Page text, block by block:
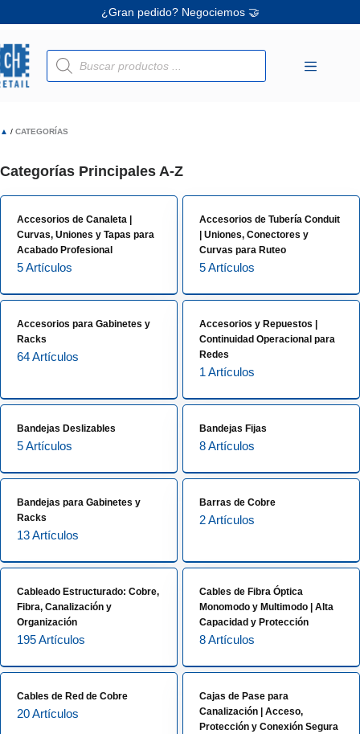
contenido
Ofertas únicas te esperan ✨
Búsqueda
de
productos
▲ / CATEGORÍAS
Categorías Principales A-Z
Accesorios de Canaleta |
Curvas, Uniones y Tapas para
Acabado Profesional
5 Artículos
Accesorios de Tubería Conduit
| Uniones, Conectores y
Curvas para Ruteo
5 Artículos
Accesorios para Gabinetes y
Racks
64 Artículos
Accesorios y Repuestos |
Continuidad Operacional para
Redes
1 Artículos
Bandejas Deslizables
5 Artículos
Bandejas Fijas
8 Artículos
Bandejas para Gabinetes y
Racks
13 Artículos
Barras de Cobre
2 Artículos
Cableado Estructurado: Cobre,
Fibra, Canalización y
Organización
195 Artículos
Cables de Fibra Óptica
Monomodo y Multimodo | Alta
Capacidad y Protección
8 Artículos
Cables de Red de Cobre
20 Artículos
Cajas de Pase para
Canalización | Acceso,
Protección y Conexión Segura